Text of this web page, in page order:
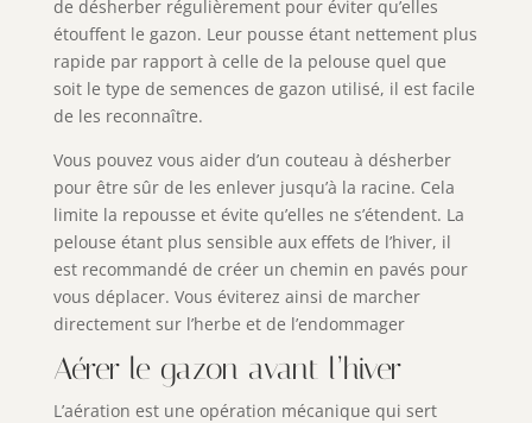
de désherber régulièrement pour éviter qu’elles
étouffent le gazon. Leur pousse étant nettement plus
rapide par rapport à celle de la pelouse quel que
soit le type de semences de gazon utilisé, il est facile
de les reconnaître.
Vous pouvez vous aider d’un couteau à désherber
pour être sûr de les enlever jusqu’à la racine. Cela
limite la repousse et évite qu’elles ne s’étendent. La
pelouse étant plus sensible aux effets de l’hiver, il
est recommandé de créer un chemin en pavés pour
vous déplacer. Vous éviterez ainsi de marcher
directement sur l’herbe et de l’endommager
Aérer le gazon avant l’hiver
L’aération est une opération mécanique qui sert